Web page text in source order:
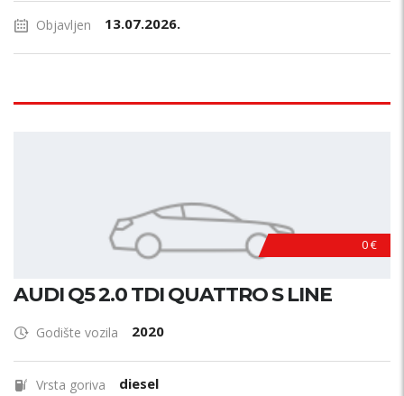
Objavljen 13.07.2026.
0 €
AUDI Q5 2.0 TDI QUATTRO S LINE
Godište vozila 2020
Vrsta goriva diesel